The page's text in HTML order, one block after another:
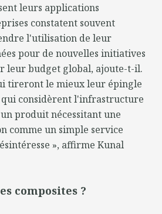
leurs applications
constatent souvent
l'utilisation de leur
pour de nouvelles initiatives
leur budget global, ajoute-t-il.
tireront le mieux leur épingle
qui considèrent l'infrastructure
produit nécessitant une
comme un simple service
», affirme Kunal
composites ?